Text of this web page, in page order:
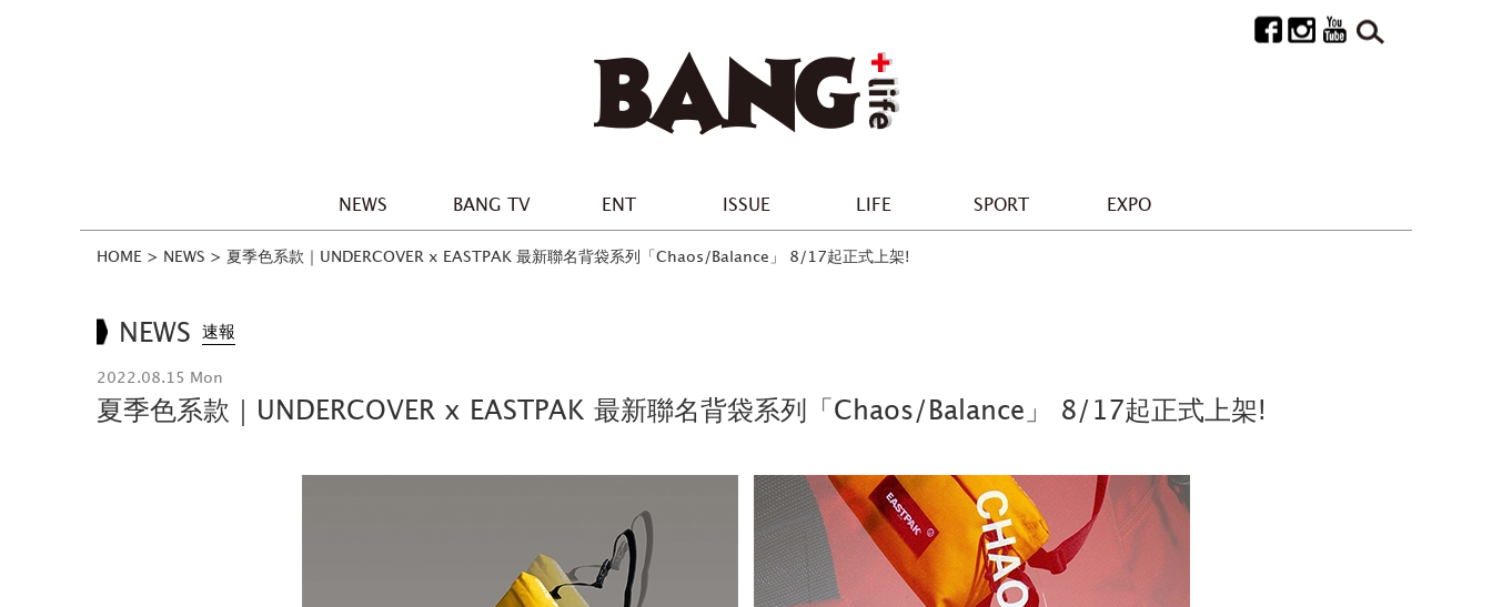
NEWS BANG TV ENT ISSUE LIFE SPORT EXPO
HOME > NEWS > 夏季色系款｜UNDERCOVER x EASTPAK 最新聯名背袋系列「Chaos/Balance」 8/17起正式上架!
NEWS 速報
2022.08.15 Mon
夏季色系款｜UNDERCOVER x EASTPAK 最新聯名背袋系列「Chaos/Balance」 8/17起正式上架!